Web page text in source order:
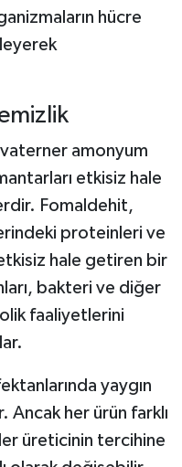
hücre
amonyum
etkisiz hale
Fomaldehit,
proteinleri ve
hale getiren bir
bakteri ve diğer
faaliyetlerini
yaygın
Ancak her ürün farklı
üreticinin tercihine